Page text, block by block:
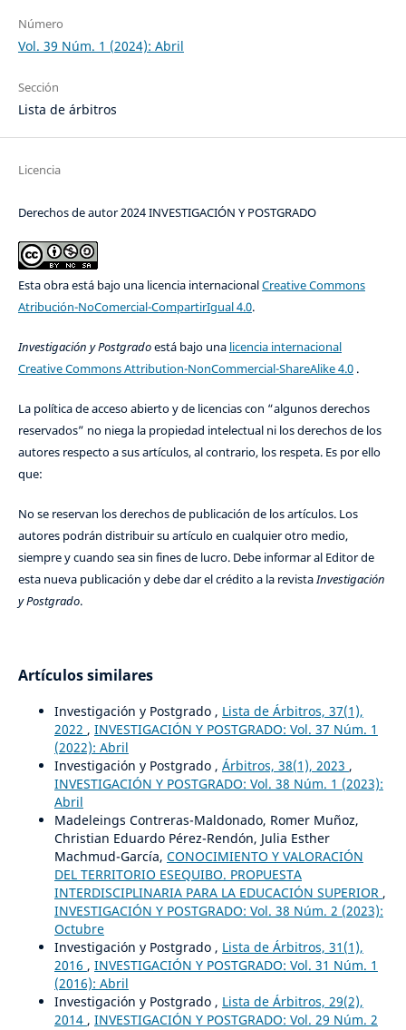
Número
Vol. 39 Núm. 1 (2024): Abril
Sección
Lista de árbitros
Licencia
Derechos de autor 2024 INVESTIGACIÓN Y POSTGRADO
Esta obra está bajo una licencia internacionalCreative Commons
Atribución-NoComercial-CompartirIgual 4.0.
Investigación y Postgradoestá bajo una licencia internacional
Creative Commons Attribution-NonCommercial-ShareAlike 4.0.
La política de acceso abierto y de licencias con “algunos derechos
reservados” no niega la propiedad intelectual ni los derechos de los
autores respecto a sus artículos, al contrario, los respeta. Es por ello
que:
No se reservan los derechos de publicación de los artículos. Los
autores podrán distribuir su artículo en cualquier otro medio,
siempre y cuando sea sin fines de lucro. Debe informar al Editor de
esta nueva publicación y debe dar el crédito a la revistaInvestigación
y Postgrado.
Artículos similares
Investigación y Postgrado , Lista de Árbitros, 37(1),
2022 , INVESTIGACIÓN Y POSTGRADO: Vol. 37 Núm. 1
(2022): Abril
Investigación y Postgrado , Árbitros, 38(1), 2023 ,
INVESTIGACIÓN Y POSTGRADO: Vol. 38 Núm. 1 (2023):
Abril
Madeleings Contreras-Maldonado, Romer Muñoz,
Christian Eduardo Pérez-Rendón, Julia Esther
Machmud-García, CONOCIMIENTO Y VALORACIÓN
DEL TERRITORIO ESEQUIBO. PROPUESTA
INTERDISCIPLINARIA PARA LA EDUCACIÓN SUPERIOR ,
INVESTIGACIÓN Y POSTGRADO: Vol. 38 Núm. 2 (2023):
Octubre
Investigación y Postgrado , Lista de Árbitros, 31(1),
2016 , INVESTIGACIÓN Y POSTGRADO: Vol. 31 Núm. 1
(2016): Abril
Investigación y Postgrado , Lista de Árbitros, 29(2),
2014 , INVESTIGACIÓN Y POSTGRADO: Vol. 29 Núm. 2